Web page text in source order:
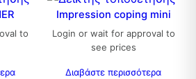
to
Impression coping mini
Login or wait for approval to
see prices
Διαβάστε περισσότερα